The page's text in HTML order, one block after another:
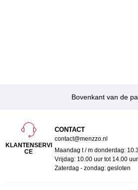
Bovenkant van de
KLANTENSERVI
CE
CONTACT
contact@menzzo.nl
Maandag t / m donderdag:
Vrijdag: 10.00 uur tot 14.00 uur
Zaterdag - zondag: gesloten